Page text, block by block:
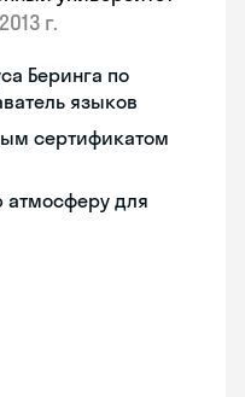
2013 г.
Беринга по
языков
сертификатом
атмосферу для